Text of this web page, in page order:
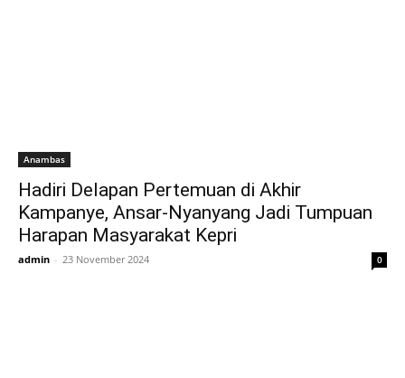
Anambas
Hadiri Delapan Pertemuan di Akhir
Kampanye, Ansar-Nyanyang Jadi Tumpuan
Harapan Masyarakat Kepri
admin - 23 November 2024 0